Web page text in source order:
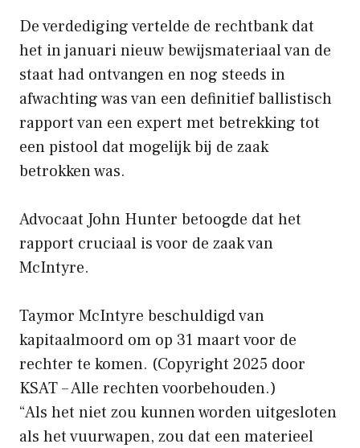
De verdediging vertelde de rechtbank dat
het in januari nieuw bewijsmateriaal van de
staat had ontvangen en nog steeds in
afwachting was van een definitief ballistisch
rapport van een expert met betrekking tot
een pistool dat mogelijk bij de zaak
betrokken was.
Advocaat John Hunter betoogde dat het
rapport cruciaal is voor de zaak van
McIntyre.
Taymor McIntyre beschuldigd van
kapitaalmoord om op 31 maart voor de
rechter te komen. (Copyright 2025 door
KSAT – Alle rechten voorbehouden.)
“Als het niet zou kunnen worden uitgesloten
als het vuurwapen, zou dat een materieel